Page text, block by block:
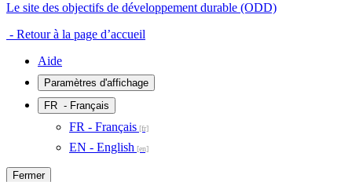
Le site des objectifs de développement durable (ODD)
- Retour à la page d’accueil
Aide
Paramètres d'affichage
FR - Français
FR - Français
EN - English
Fermer